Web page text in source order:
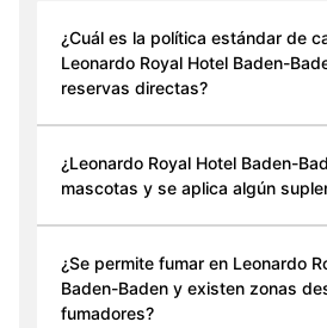
¿Cuál es la política estándar de
Leonardo Royal Hotel Baden-
reservas directas?
¿Leonardo Royal Hotel Baden-
mascotas y se aplica algún
¿Se permite fumar en Leonardo
Baden-Baden y existen zonas
fumadores?